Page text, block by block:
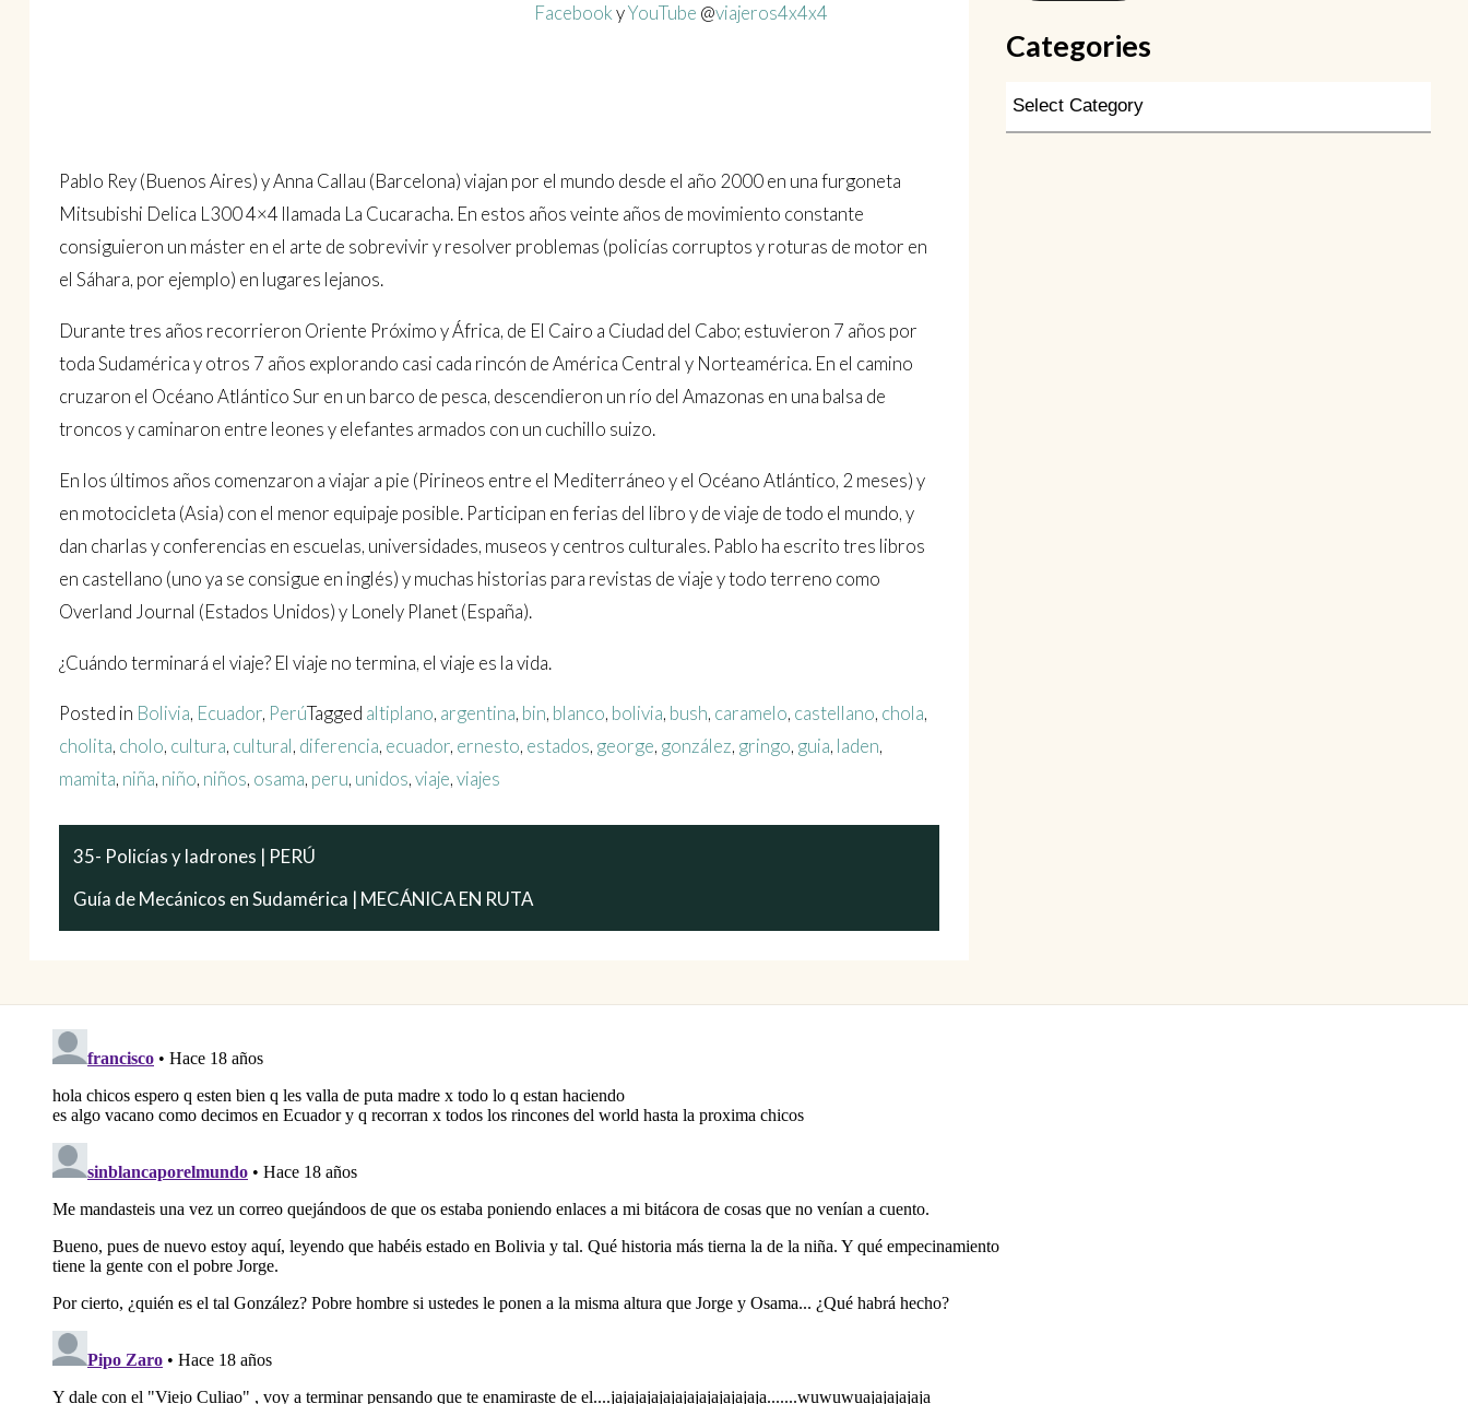
FacebookyYouTube @viajeros4x4x4
Pablo Rey (Buenos Aires) y Anna Callau (Barcelona) viajan por el mundo desde el año 2000 en una furgoneta
Mitsubishi Delica L300 4×4 llamada La Cucaracha. En estos años veinte años de movimiento constante
consiguieron un máster en el arte de sobrevivir y resolver problemas (policías corruptos y roturas de motor en
el Sáhara, por ejemplo) en lugares lejanos.
Durante tres años recorrieron Oriente Próximo y África, de El Cairo a Ciudad del Cabo; estuvieron 7 años por
toda Sudamérica y otros 7 años explorando casi cada rincón de América Central y Norteamérica. En el camino
cruzaron el Océano Atlántico Sur en un barco de pesca, descendieron un río del Amazonas en una balsa de
troncos y caminaron entre leones y elefantes armados con un cuchillo suizo.
En los últimos años comenzaron a viajar a pie (Pirineos entre el Mediterráneo y el Océano Atlántico, 2 meses) y
en motocicleta (Asia) con el menor equipaje posible. Participan en ferias del libro y de viaje de todo el mundo, y
dan charlas y conferencias en escuelas, universidades, museos y centros culturales. Pablo ha escrito tres libros
en castellano (uno ya se consigue en inglés) y muchas historias para revistas de viaje y todo terreno como
Overland Journal (Estados Unidos) y Lonely Planet (España).
¿Cuándo terminará el viaje? El viaje no termina, el viaje es la vida.
Posted in Bolivia, Ecuador, PerúTagged altiplano, argentina, bin, blanco, bolivia, bush, caramelo, castellano, chola,
cholita, cholo, cultura, cultural, diferencia, ecuador, ernesto, estados, george, gonzález, gringo, guia, laden,
mamita, niña, niño, niños, osama, peru, unidos,viaje,viajes
35- Policías y ladrones | PERÚ
Guía de Mecánicos en Sudamérica | MECÁNICA EN RUTA
Categories